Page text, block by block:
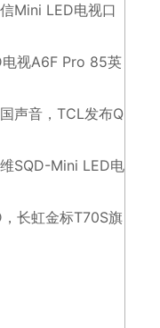
Mini LED电视口
视A6F Pro 85英
声音，TCL发布Q
SQD-Mini LED电
长虹金标T70S旗